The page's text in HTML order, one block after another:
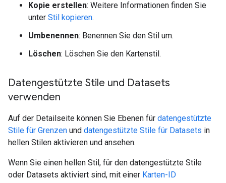
Kopie erstellen: Weitere Informationen finden Sie
unter Stil kopieren.
Umbenennen: Benennen Sie den Stil um.
Löschen: Löschen Sie den Kartenstil.
Datengestützte Stile und Datasets
verwenden
Auf der Detailseite können Sie Ebenen für datengestützte
Stile für Grenzen und datengestützte Stile für Datasets in
hellen Stilen aktivieren und ansehen.
Wenn Sie einen hellen Stil, für den datengestützte Stile
oder Datasets aktiviert sind, mit einer Karten-ID